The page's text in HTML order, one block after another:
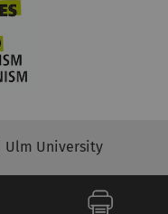
Ulm University